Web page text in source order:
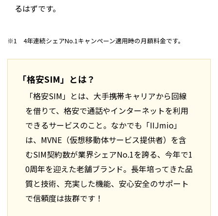
るはずです。
※1 4年連続シェアNo.1キャンペーン適用時の月額料金です。
「格安SIM」とは？
「格安SIM」とは、大手携帯キャリアから回線
を借りて、格安で通話やインターネットを利用
できるサービスのこと。なかでも「IIJmio」
は、MVNE（仮想移動体サービス提供者）を含
むSIM契約数が業界シェアNo.1を誇る、今年で1
0周年を迎えた老舗ブランド。長年培ってきた品
質と技術、充実した機能、安心安全のサポート
で信頼度は抜群です！